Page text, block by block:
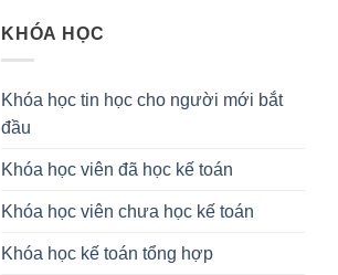
KHÓA HỌC
Khóa học tin học cho người mới bắt
đầu
Khóa học viên đã học kế toán
Khóa học viên chưa học kế toán
Khóa học kế toán tổng hợp